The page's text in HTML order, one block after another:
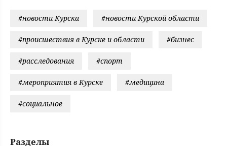
#новости Курска #новости Курской области
#происшествия в Курске и области #бизнес
#расследования #спорт
#мероприятия в Курске #медицина
#социальное
Разделы